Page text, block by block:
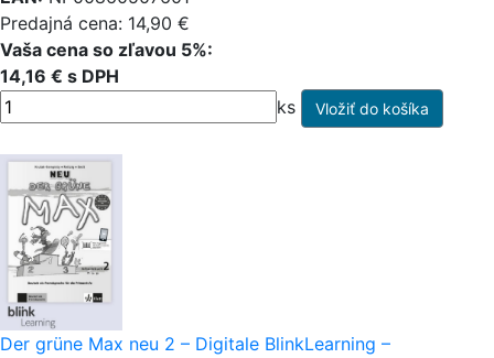
Predajná cena: 14,90 €
Vaša cena so zľavou 5%:
14,16 € s DPH
ks
Der grüne Max neu 2 – Digitale BlinkLearning –